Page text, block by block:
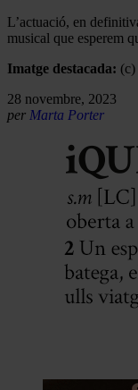
L’actuació, en
musical que esperem
Imatge destacada:
28 novembre, 2023
per Marta Porter